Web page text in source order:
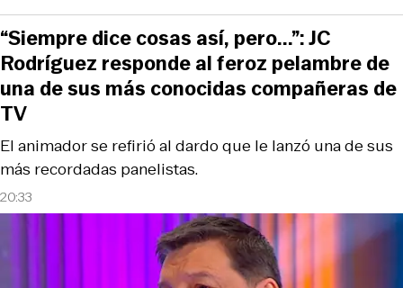
20:33
El animador se refirió al dardo que le lanzó una de sus
más recordadas panelistas.
“Siempre dice cosas así, pero...”: JC
Rodríguez responde al feroz pelambre de
una de sus más conocidas compañeras de
TV